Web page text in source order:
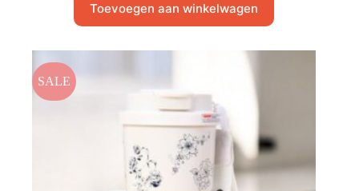
Toevoegen aan winkelwagen
SALE